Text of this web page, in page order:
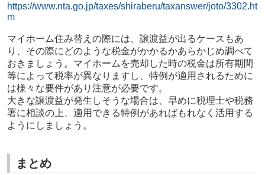
https://www.nta.go.jp/taxes/shiraberu/taxanswer/joto/3302.ht
m
マイホーム住み替えの際には、譲渡益が出るケースもあ
り、その際にどのような税金がかかるかあらかじめ調べて
おきましょう。マイホームを売却した時の税金は所有期間
等によって税率が異なりますし、特例が適用されるために
は様々な要件があり注意が必要です。
大きな譲渡益が発生しそうな場合は、早めに税理士や税務
署に相談の上、適用できる特例があればもれなく活用する
ようにしましょう。
まとめ